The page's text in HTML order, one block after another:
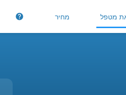
מטפל מחיר help